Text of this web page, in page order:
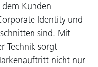
Kunden
Identity und
sind. Mit
Technik sorgt
nicht nur